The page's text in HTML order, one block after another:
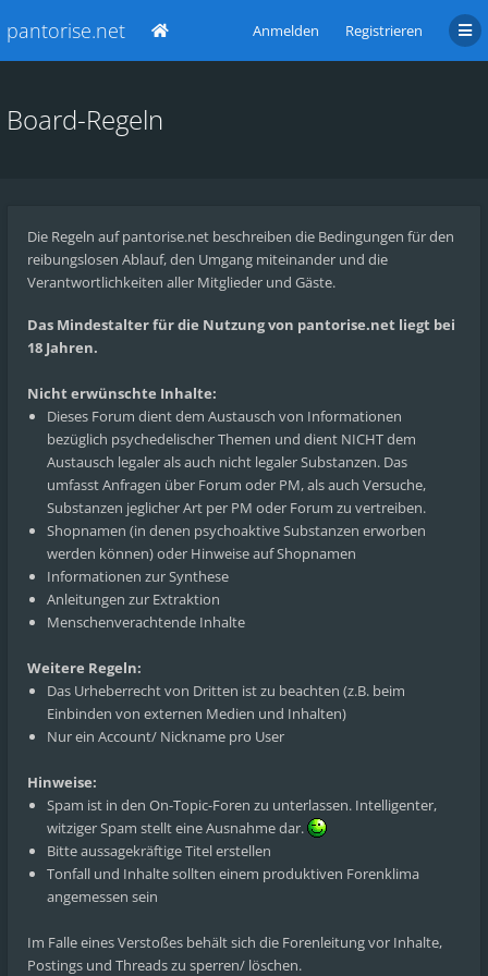
pantorise.net Anmelden Registrieren
Board-Regeln
Die Regeln auf pantorise.net beschreiben die Bedingungen für den
reibungslosen Ablauf, den Umgang miteinander und die
Verantwortlichkeiten aller Mitglieder und Gäste.
Das Mindestalter für die Nutzung von pantorise.net liegt bei
18 Jahren.
Nicht erwünschte Inhalte:
Dieses Forum dient dem Austausch von Informationen
bezüglich psychedelischer Themen und dient NICHT dem
Austausch legaler als auch nicht legaler Substanzen. Das
umfasst Anfragen über Forum oder PM, als auch Versuche,
Substanzen jeglicher Art per PM oder Forum zu vertreiben.
Shopnamen (in denen psychoaktive Substanzen erworben
werden können) oder Hinweise auf Shopnamen
Informationen zur Synthese
Anleitungen zur Extraktion
Menschenverachtende Inhalte
Weitere Regeln:
Das Urheberrecht von Dritten ist zu beachten (z.B. beim
Einbinden von externen Medien und Inhalten)
Nur ein Account/ Nickname pro User
Hinweise:
Spam ist in den On-Topic-Foren zu unterlassen. Intelligenter,
witziger Spam stellt eine Ausnahme dar.
Bitte aussagekräftige Titel erstellen
Tonfall und Inhalte sollten einem produktiven Forenklima
angemessen sein
Im Falle eines Verstoßes behält sich die Forenleitung vor Inhalte,
Postings und Threads zu sperren/ löschen.